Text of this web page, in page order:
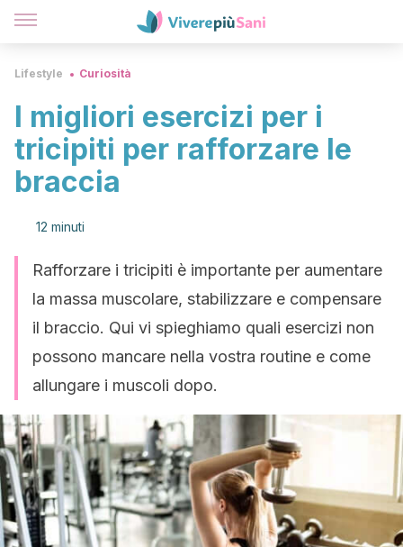
Lifestyle Curiosità
I migliori esercizi per i
tricipiti per rafforzare le
braccia
12 minuti
Rafforzare i tricipiti è importante per aumentare
la massa muscolare, stabilizzare e compensare
il braccio. Qui vi spieghiamo quali esercizi non
possono mancare nella vostra routine e come
allungare i muscoli dopo.